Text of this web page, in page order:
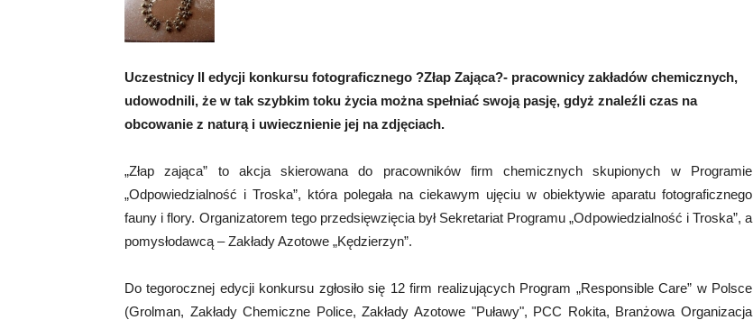
Abrys
Uczestnicy II edycji konkursu fotograficznego ?Złap Zająca?- pracownicy zakładów chemicznych,
udowodnili, że w tak szybkim toku życia można spełniać swoją pasję, gdyż znaleźli czas na
obcowanie z naturą i uwiecznienie jej na zdjęciach.
„Złap zająca” to akcja skierowana do pracowników firm chemicznych skupionych w Programie
„Odpowiedzialność i Troska”, która polegała na ciekawym ujęciu w obiektywie aparatu fotograficznego
fauny i flory. Organizatorem tego przedsięwzięcia był Sekretariat Programu „Odpowiedzialność i Troska”, a
pomysłodawcą – Zakłady Azotowe „Kędzierzyn”.
Do tegorocznej edycji konkursu zgłosiło się 12 firm realizujących Program „Responsible Care” w Polsce
(Grolman, Zakłady Chemiczne Police, Zakłady Azotowe "Puławy", PCC Rokita, Branżowa Organizacja